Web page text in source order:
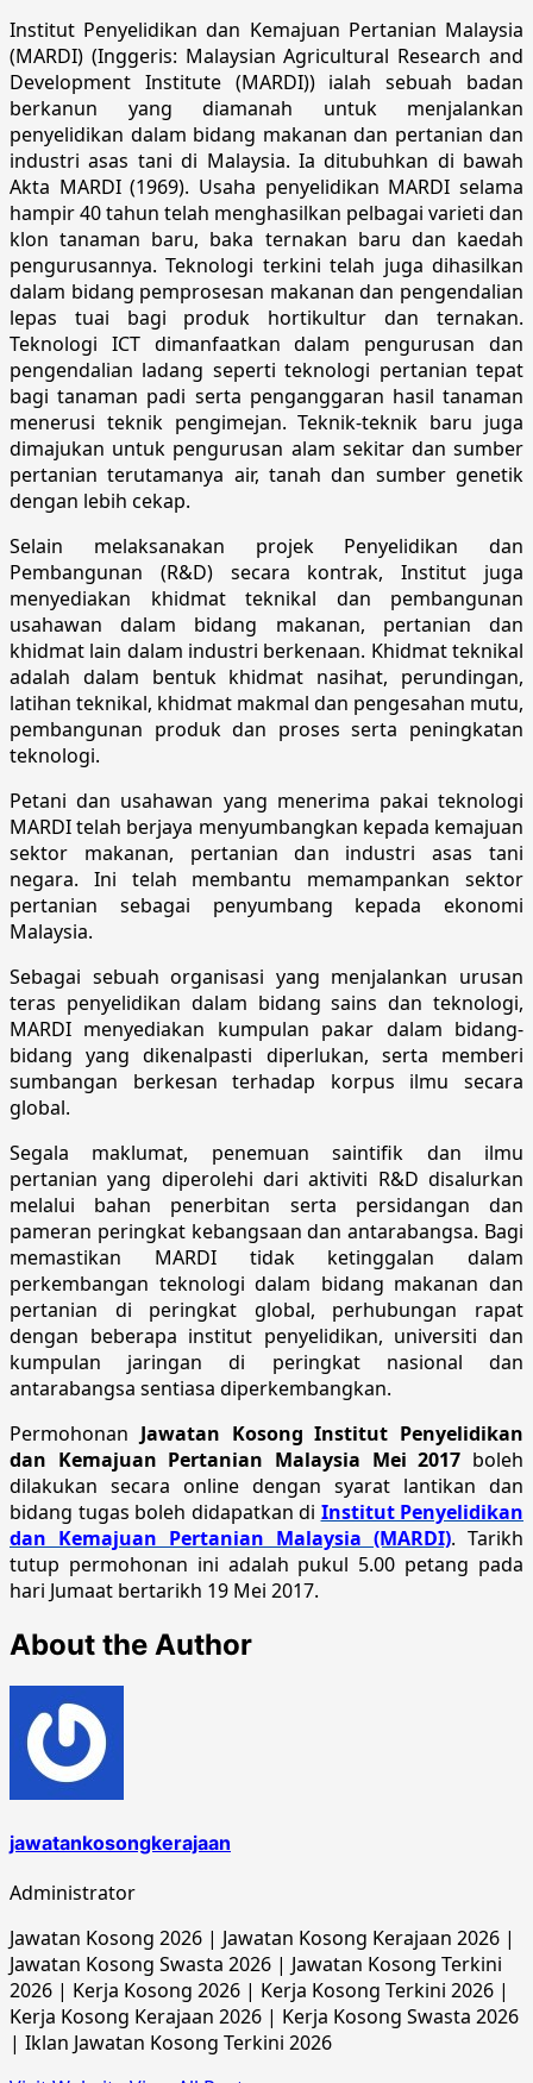
Institut Penyelidikan dan Kemajuan Pertanian Malaysia
(MARDI) (Inggeris: Malaysian Agricultural Research and
Development Institute (MARDI)) ialah sebuah badan
berkanun yang diamanah untuk menjalankan
penyelidikan dalam bidang makanan dan pertanian dan
industri asas tani di Malaysia. Ia ditubuhkan di bawah
Akta MARDI (1969). Usaha penyelidikan MARDI selama
hampir 40 tahun telah menghasilkan pelbagai varieti dan
klon tanaman baru, baka ternakan baru dan kaedah
pengurusannya. Teknologi terkini telah juga dihasilkan
dalam bidang pemprosesan makanan dan pengendalian
lepas tuai bagi produk hortikultur dan ternakan.
Teknologi ICT dimanfaatkan dalam pengurusan dan
pengendalian ladang seperti teknologi pertanian tepat
bagi tanaman padi serta penganggaran hasil tanaman
menerusi teknik pengimejan. Teknik-teknik baru juga
dimajukan untuk pengurusan alam sekitar dan sumber
pertanian terutamanya air, tanah dan sumber genetik
dengan lebih cekap.
Selain melaksanakan projek Penyelidikan dan
Pembangunan (R&D) secara kontrak, Institut juga
menyediakan khidmat teknikal dan pembangunan
usahawan dalam bidang makanan, pertanian dan
khidmat lain dalam industri berkenaan. Khidmat teknikal
adalah dalam bentuk khidmat nasihat, perundingan,
latihan teknikal, khidmat makmal dan pengesahan mutu,
pembangunan produk dan proses serta peningkatan
teknologi.
Petani dan usahawan yang menerima pakai teknologi
MARDI telah berjaya menyumbangkan kepada kemajuan
sektor makanan, pertanian dan industri asas tani
negara. Ini telah membantu memampankan sektor
pertanian sebagai penyumbang kepada ekonomi
Malaysia.
Sebagai sebuah organisasi yang menjalankan urusan
teras penyelidikan dalam bidang sains dan teknologi,
MARDI menyediakan kumpulan pakar dalam bidang-
bidang yang dikenalpasti diperlukan, serta memberi
sumbangan berkesan terhadap korpus ilmu secara
global.
Segala maklumat, penemuan saintifik dan ilmu
pertanian yang diperolehi dari aktiviti R&D disalurkan
melalui bahan penerbitan serta persidangan dan
pameran peringkat kebangsaan dan antarabangsa. Bagi
memastikan MARDI tidak ketinggalan dalam
perkembangan teknologi dalam bidang makanan dan
pertanian di peringkat global, perhubungan rapat
dengan beberapa institut penyelidikan, universiti dan
kumpulan jaringan di peringkat nasional dan
antarabangsa sentiasa diperkembangkan.
Permohonan Jawatan Kosong Institut Penyelidikan
dan Kemajuan Pertanian Malaysia Mei 2017 boleh
dilakukan secara online dengan syarat lantikan dan
bidang tugas boleh didapatkan di Institut Penyelidikan
dan Kemajuan Pertanian Malaysia (MARDI). Tarikh
tutup permohonan ini adalah pukul 5.00 petang pada
hari Jumaat bertarikh 19 Mei 2017.
About the Author
jawatankosongkerajaan
Administrator
Jawatan Kosong 2026 | Jawatan Kosong Kerajaan 2026 |
Jawatan Kosong Swasta 2026 | Jawatan Kosong Terkini
2026 | Kerja Kosong 2026 | Kerja Kosong Terkini 2026 |
Kerja Kosong Kerajaan 2026 | Kerja Kosong Swasta 2026
| Iklan Jawatan Kosong Terkini 2026